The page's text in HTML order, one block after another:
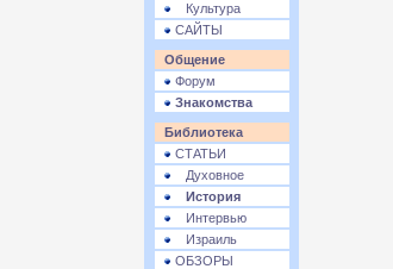
Культура
САЙТЫ
Общение
Форум
Знакомства
Библиотека
СТАТЬИ
Духовное
История
Интервью
Израиль
ОБЗОРЫ